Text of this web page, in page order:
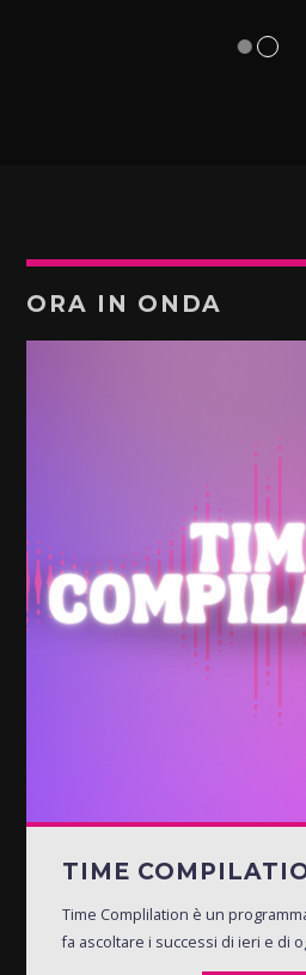
ORA IN ONDA
TIME
Time Complilation è un
fa ascoltare i successi di ieri e di